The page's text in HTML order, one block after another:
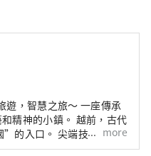
慧之旅～ 一座傳承
精神的小鎮。 越前，古代
的入口。 尖端技術和文
入的智慧之地，成為日本
more